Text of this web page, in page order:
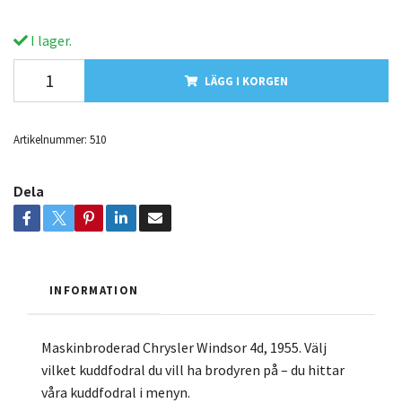
I lager.
LÄGG I KORGEN
Artikelnummer: 510
Dela
INFORMATION
Maskinbroderad Chrysler Windsor 4d, 1955. Välj
vilket kuddfodral du vill ha brodyren på – du hittar
våra kuddfodral i menyn.